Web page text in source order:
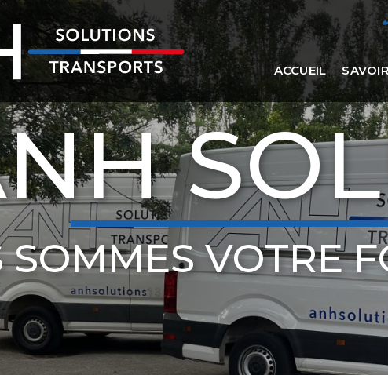
ACCUEIL
SOMMES VOTRE